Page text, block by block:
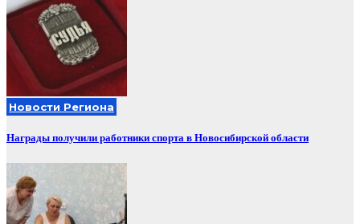
Новости Региона
Награды получили работники спорта в Новосибирской области